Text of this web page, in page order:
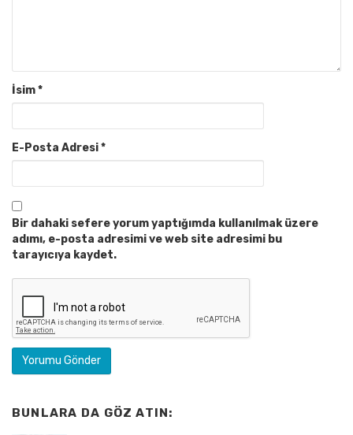
İsim*
E-Posta Adresi*
Bir dahaki sefere yorum yaptığımda kullanılmak üzere
adımı, e-posta adresimi ve web site adresimi bu
tarayıcıya kaydet.
BUNLARA DA GÖZ ATIN: